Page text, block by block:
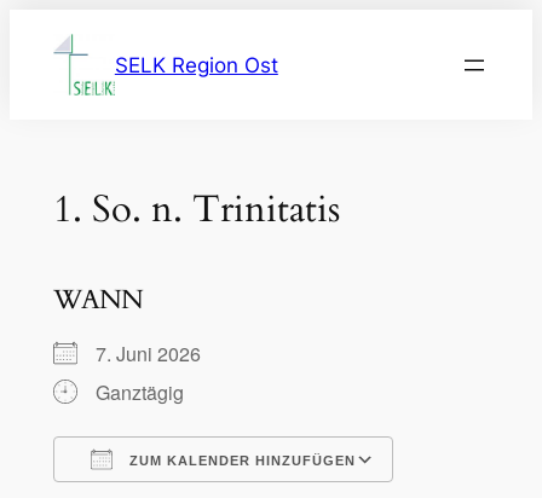
Inhalt
springen
SELK Region Ost
1. So. n. Trinitatis
WANN
7. Juni 2026
Ganztägig
ZUM KALENDER HINZUFÜGEN